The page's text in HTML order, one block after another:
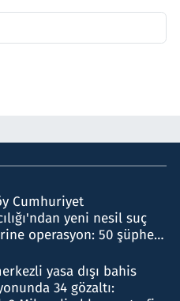
Cumhuriyet
yeni nesil suç
operasyon: 50 şüpheli
yasa dışı bahis
34 gözaltı: